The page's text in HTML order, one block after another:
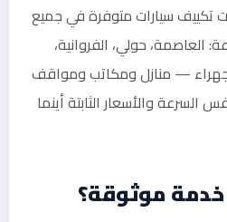
تكييف سيارات متوفرة في جميع
العاصمة، حولي، الفروانية،
— منازل ومكاتب ومواقف
والأسعار الثابتة أينما
موثوقة؟